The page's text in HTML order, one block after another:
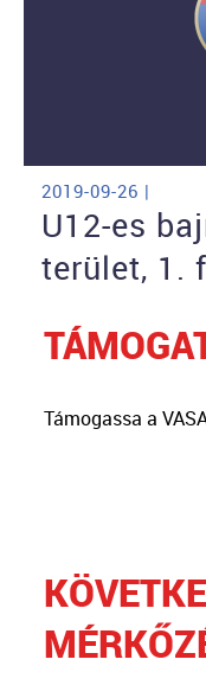
2019-09-26 |
U12-es
terület, 1.
Támogassa a